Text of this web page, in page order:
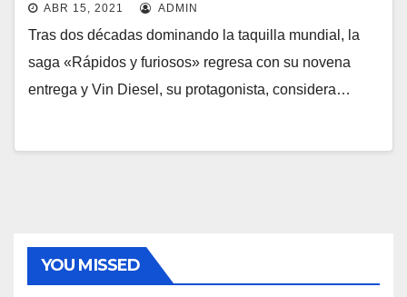
ABR 15, 2021 ADMIN
Tras dos décadas dominando la taquilla mundial, la
saga «Rápidos y furiosos» regresa con su novena
entrega y Vin Diesel, su protagonista, considera…
YOU MISSED